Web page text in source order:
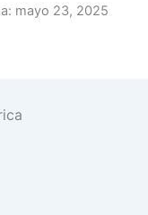
mayo 23, 2025